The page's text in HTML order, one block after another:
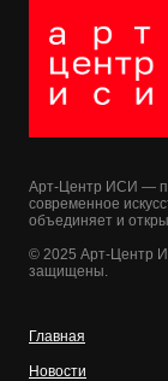
Арт-Центр ИСИ —
современное
объединяет и
© 2025 Арт-Центр
защищены.
Главная
Новости